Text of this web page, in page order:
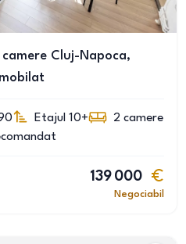
Cluj-Napoca,
Etajul 10+ 2 camere
139 000
Negociabil